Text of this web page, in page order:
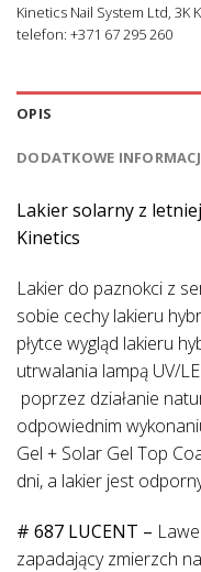
Kinetics Nail System Ltd, 3K
telefon: +371 67 295 260
OPIS
DODATKOWE
Lakier solarny z
Kinetics
Lakier do paznokci z
sobie cechy lakieru
płytce wygląd lakieru
utrwalania lampą UV/
poprzez działanie
odpowiednim
Gel + Solar Gel Top
dni, a lakier jest
# 687 LUCENT –
zapadający zmierzch